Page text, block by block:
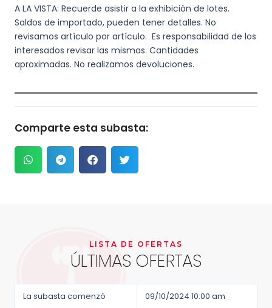
A LA VISTA: Recuerde asistir a la exhibición de lotes.
Saldos de importado, pueden tener detalles. No
revisamos artículo por artículo. Es responsabilidad de los
interesados revisar las mismas. Cantidades
aproximadas. No realizamos devoluciones.
Comparte esta subasta:
LISTA DE OFERTAS
ÚLTIMAS OFERTAS
La subasta comenzó 09/10/2024 10:00 am